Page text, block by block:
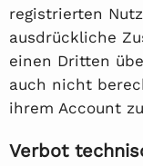
registrierten
ausdrückliche
einen Dritten
auch nicht
ihrem Account
Verbot